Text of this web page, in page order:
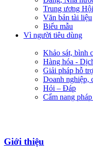
Trung ương Hội
Văn bản tài liệu
Biểu mẫu
Vì người tiêu dùng
Khảo sát, bình
Hàng hóa -
Giải pháp hỗ
Doanh nghiệp,
Hỏi – Đáp
Cẩm nang
Giới thiệu